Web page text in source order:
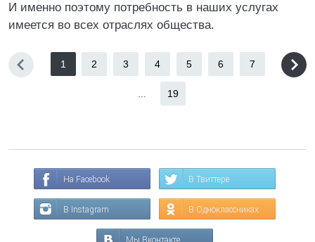
И именно поэтому потребность в наших услугах
имеется во всех отраслях общества.
1 2 3 4 5 6 7
19
На Facebook В Твиттере
В Instagram В Одноклассниках
Мы Вконтакте